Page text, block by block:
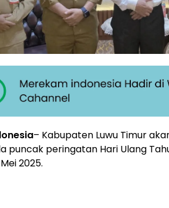
– Kabupaten Luwu Timur
puncak peringatan Hari Ulang
2025.